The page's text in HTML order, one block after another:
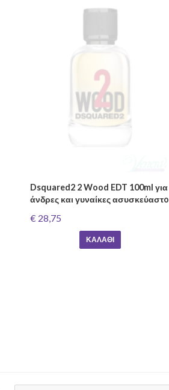
Dsquared2 2 Wood EDT 100ml για
άνδρες και γυναίκες ασυσκεύαστo
€ 28,75
ΚΑΛΆΘΙ